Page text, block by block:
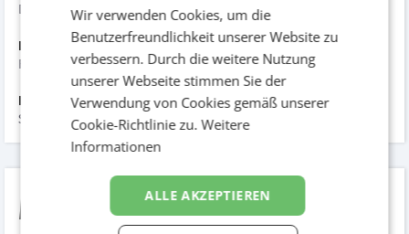
Diverse
Datum der Umsetzung:
Februar 2013
Hinzugefügt am:
September 2015
Mehr als eine
Wir verwenden Cookies, um die
Benutzerfreundlichkeit unserer Website zu
verbessern. Durch die weitere Nutzung
unserer Webseite stimmen Sie der
Verwendung von Cookies gemäß unserer
Cookie-Richtlinie zu.Weitere
Informationen
ALLE AKZEPTIEREN